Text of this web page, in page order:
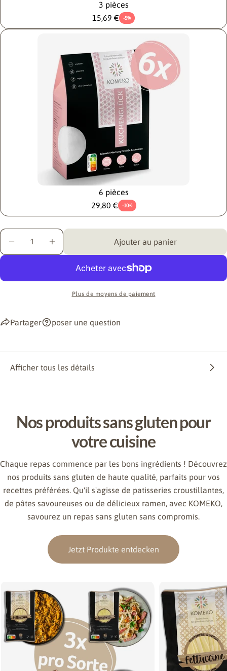
3 pièces
15,69 €
-5%
6 pièces
29,80 €
-10%
Quantité
Diminuer la quantité pour KOMEKO KUCHENGLÜCK
Augmenter la quantité pour KOMEKO
Ajouter au panier
Plus de moyens de paiement
Partager poser une question
Afficher tous les détails
Nos produits sans gluten pour
votre cuisine
Chaque repas commence par les bons ingrédients ! Découvrez
nos produits sans gluten de haute qualité, parfaits pour vos
recettes préférées. Qu'il s'agisse de patisseries croustillantes,
de pâtes savoureuses ou de délicieux ramen, avec KOMEKO,
savourez un repas sans gluten sans compromis.
Jetzt Produkte entdecken